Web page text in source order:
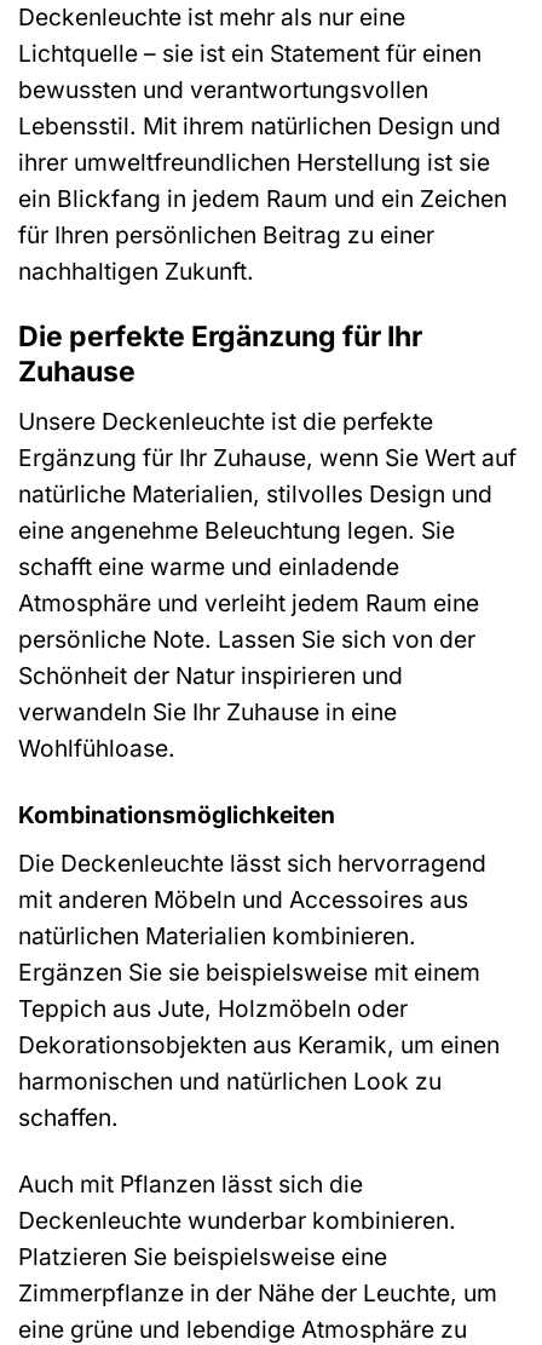
Deckenleuchte ist mehr als nur eine
Lichtquelle – sie ist ein Statement für einen
bewussten und verantwortungsvollen
Lebensstil. Mit ihrem natürlichen Design und
ihrer umweltfreundlichen Herstellung ist sie
ein Blickfang in jedem Raum und ein Zeichen
für Ihren persönlichen Beitrag zu einer
nachhaltigen Zukunft.
Die perfekte Ergänzung für Ihr
Zuhause
Unsere Deckenleuchte ist die perfekte
Ergänzung für Ihr Zuhause, wenn Sie Wert auf
natürliche Materialien, stilvolles Design und
eine angenehme Beleuchtung legen. Sie
schafft eine warme und einladende
Atmosphäre und verleiht jedem Raum eine
persönliche Note. Lassen Sie sich von der
Schönheit der Natur inspirieren und
verwandeln Sie Ihr Zuhause in eine
Wohlfühloase.
Kombinationsmöglichkeiten
Die Deckenleuchte lässt sich hervorragend
mit anderen Möbeln und Accessoires aus
natürlichen Materialien kombinieren.
Ergänzen Sie sie beispielsweise mit einem
Teppich aus Jute, Holzmöbeln oder
Dekorationsobjekten aus Keramik, um einen
harmonischen und natürlichen Look zu
schaffen.
Auch mit Pflanzen lässt sich die
Deckenleuchte wunderbar kombinieren.
Platzieren Sie beispielsweise eine
Zimmerpflanze in der Nähe der Leuchte, um
eine grüne und lebendige Atmosphäre zu